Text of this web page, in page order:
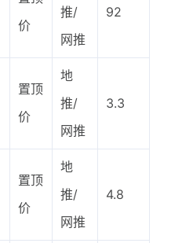
价
推/
网推
92
置顶
价
地
推/
网推
3.3
置顶
价
地
推/
网推
4.8